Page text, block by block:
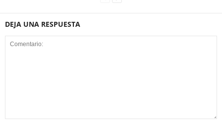
DEJA UNA RESPUESTA